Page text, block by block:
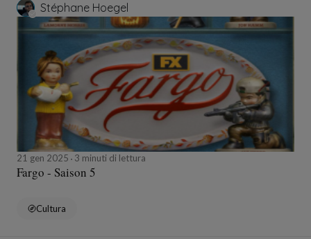
Stéphane Hoegel
21 gen 2025 3 minuti di lettura
Fargo - Saison 5
Cultura